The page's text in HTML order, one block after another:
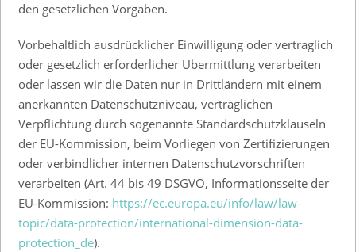
den gesetzlichen Vorgaben.
Vorbehaltlich ausdrücklicher Einwilligung oder vertraglich
oder gesetzlich erforderlicher Übermittlung verarbeiten
oder lassen wir die Daten nur in Drittländern mit einem
anerkannten Datenschutzniveau, vertraglichen
Verpflichtung durch sogenannte Standardschutzklauseln
der EU-Kommission, beim Vorliegen von Zertifizierungen
oder verbindlicher internen Datenschutzvorschriften
verarbeiten (Art. 44 bis 49 DSGVO, Informationsseite der
EU-Kommission: https://ec.europa.eu/info/law/law-
topic/data-protection/international-dimension-data-
protection_de).